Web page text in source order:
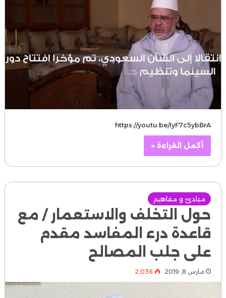
https://youtu.be/IyF7c5ybBrA
أكمل القراءة »
مبادئ و مفاهيم
حول التخلف والاستعمار / مع
قاعدة درء المفاسد مقدم
على جلب المصالح
مارس 8, 2019 2٬036